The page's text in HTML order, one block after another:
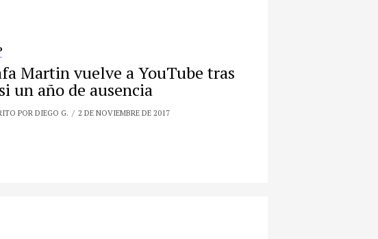
Martin vuelve a YouTube tras
un año de ausencia
POR DIEGO G. 2 DE NOVIEMBRE DE 2017